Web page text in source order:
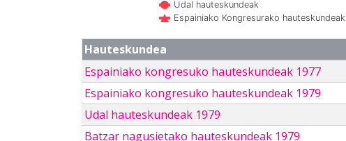
Udal hauteskundeak
Espainiako Kongresurako hauteskundeak
Hauteskundea
Espainiako kongresuko hauteskundeak 1977
Espainiako kongresuko hauteskundeak 1979
Udal hauteskundeak 1979
Batzar nagusietako hauteskundeak 1979